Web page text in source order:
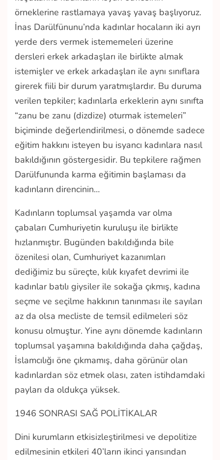
örneklerine rastlamaya yavaş yavaş başlıyoruz.
İnas Darülfünunu’nda kadınlar hocaların iki ayrı
yerde ders vermek istememeleri üzerine
dersleri erkek arkadaşları ile birlikte almak
istemişler ve erkek arkadaşları ile aynı sınıflara
girerek fiili bir durum yaratmışlardır. Bu duruma
verilen tepkiler; kadınlarla erkeklerin aynı sınıfta
“zanu be zanu (dizdize) oturmak istemeleri”
biçiminde değerlendirilmesi, o dönemde sadece
eğitim hakkını isteyen bu isyancı kadınlara nasıl
bakıldığının göstergesidir. Bu tepkilere rağmen
Darülfununda karma eğitimin başlaması da
kadınların direncinin…
Kadınların toplumsal yaşamda var olma
çabaları Cumhuriyetin kuruluşu ile birlikte
hızlanmıştır. Bugünden bakıldığında bile
özenilesi olan, Cumhuriyet kazanımları
dediğimiz bu süreçte, kılık kıyafet devrimi ile
kadınlar batılı giysiler ile sokağa çıkmış, kadına
seçme ve seçilme hakkının tanınması ile sayıları
az da olsa mecliste de temsil edilmeleri söz
konusu olmuştur. Yine aynı dönemde kadınların
toplumsal yaşamına bakıldığında daha çağdaş,
İslamcılığı öne çıkmamış, daha görünür olan
kadınlardan söz etmek olası, zaten istihdamdaki
payları da oldukça yüksek.
1946 SONRASI SAĞ POLİTİKALAR
Dini kurumların etkisizleştirilmesi ve depolitize
edilmesinin etkileri 40’ların ikinci yarısından